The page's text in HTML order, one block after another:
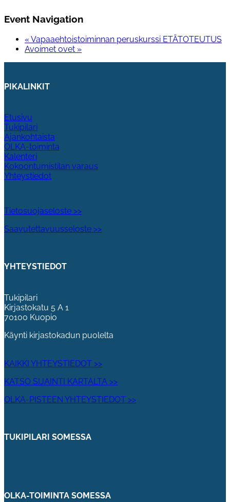
Event Navigation
«Vapaaehtoistoiminnan peruskurssi ETÄTOTEUTUS
Avoimet ovet »
PIKALINKIT
Etusivu
Tukipilari
Ajankohtaista
OLKA-toiminta
Kalenteri
Kokoontumistilan varaus
Yhteystiedot
Tietosuojaseloste >>
Saavutettavuusseloste >>
YHTEYSTIEDOT
Tukipilari
Kirjastokatu 5 A 1
70100 Kuopio
Käynti kirjastokadun puolelta
KAIKKI YHTEYSTIEDOT >>
KATSO SIJAINTI KARTALTA >>
OLKA-PISTEEN YHTEYSTIEDOT >>
TUKIPILARI SOMESSA
OLKA-TOIMINTA SOMESSA